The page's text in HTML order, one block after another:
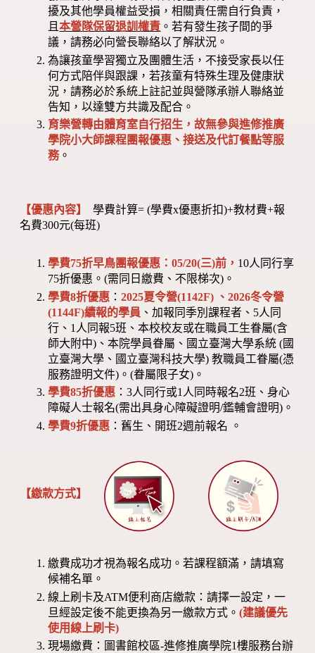
擾及其他學員權益受損，相關責任需自行負責，
且本營隊保留退訓權責 。若有發生孩子間的爭
議，請務必向營長聯絡以了解狀況。
為讓孩童學習獨立及團體生活，不接受家長以任
何方式陪伴與跟課，若孩童有特殊生理及健康狀
況，請務必於系統上註記並與營隊承辦人聯絡並
告知，以達雙方共識及配合。
育樂營轉由體育室自行招生，故無參與進修推廣
學院小大師課程團報優惠、接送及代訂餐點等服
務。
【優惠內容】
學費計算= (學費x優惠折扣)+教材費+報
名費300元(每班)
學費75折早鳥團報優惠：05/20(三)前， 10人同行享
75折優惠。(需同日繳費、不限梯次)。
學費8折優惠 ：2025夏令營(1142F) 、2026冬令營
(1144F)續報的學員 、加報同季別課程者、5人同
行、1人同報5班、本校校友或在職員工生眷屬(含
師大附中)、本院學員眷屬、國立臺灣大學系統 (國
立臺灣大學、國立臺灣科技大學) 教職員工眷屬(憑
服務證明文件)。(眷屬限子女)。
學費85折優惠 ：3人同行或1人同時報名2班、身心
障礙人士報名(需出具身心障礙證明/鑑輔會證明)。
學費9折優惠 ：舊生、開班2週前報名 。
【繳款方式】
繳費成功才視為報名成功。若課程額滿，請填寫
候補名單。
線上刷卡及ATM便利商店繳款：請擇一設定，一
旦經設定後不能更換為另一繳款方式。(建議優先
使用線上刷卡)
現場繳費：圖書館校區-進修推廣學院1樓服務台辦